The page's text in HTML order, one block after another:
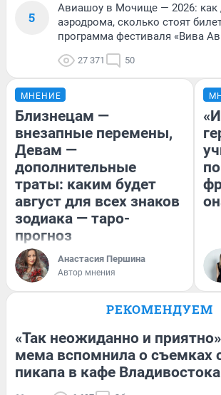
5
Авиашоу в Мочище — 2026: как
аэродрома, сколько стоят
программа фестиваля «Вива
27 371 50
МНЕНИЕ
Близнецам —
внезапные перемены,
Девам —
дополнительные
траты: каким будет
август для всех знаков
зодиака — таро-
прогноз
Анастасия Першина
Автор мнения
РЕКОМЕНДУЕМ
«Так неожиданно и
мема вспомнила о съемках
пикапа в кафе Владивостока